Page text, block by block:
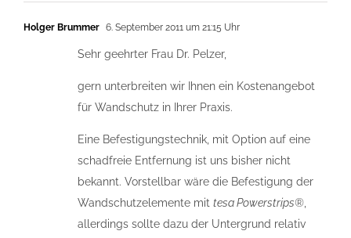
Holger Brummer 6. September 2011 um 21:15 Uhr
Sehr geehrter Frau Dr. Pelzer,
gern unterbreiten wir Ihnen ein Kostenangebot
für Wandschutz in Ihrer Praxis.
Eine Befestigungstechnik, mit Option auf eine
schadfreie Entfernung ist uns bisher nicht
bekannt. Vorstellbar wäre die Befestigung der
Wandschutzelemente mit tesa Powerstrips®,
allerdings sollte dazu der Untergrund relativ